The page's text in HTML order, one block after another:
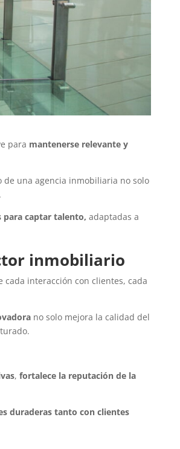
para mantenerse relevante y
de una agencia inmobiliaria no solo
para captar talento,adaptadas a
inmobiliario
interacción con clientes, cada
no solo mejora la calidad del
,fortalece la reputación de la
duraderas tanto con clientes